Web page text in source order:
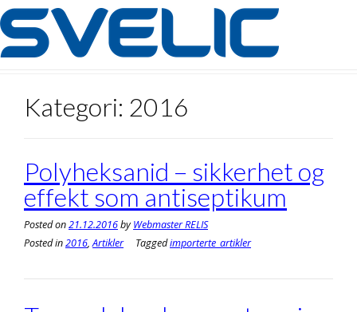
Skip
to
content
Kategori: 2016
Polyheksanid – sikkerhet og
effekt som antiseptikum
Posted on21.12.2016byWebmaster RELIS
Posted in2016,Artikler Taggedimporterte_artikler